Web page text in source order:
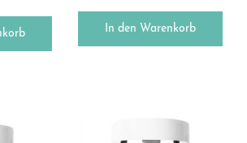
In den Warenkorb